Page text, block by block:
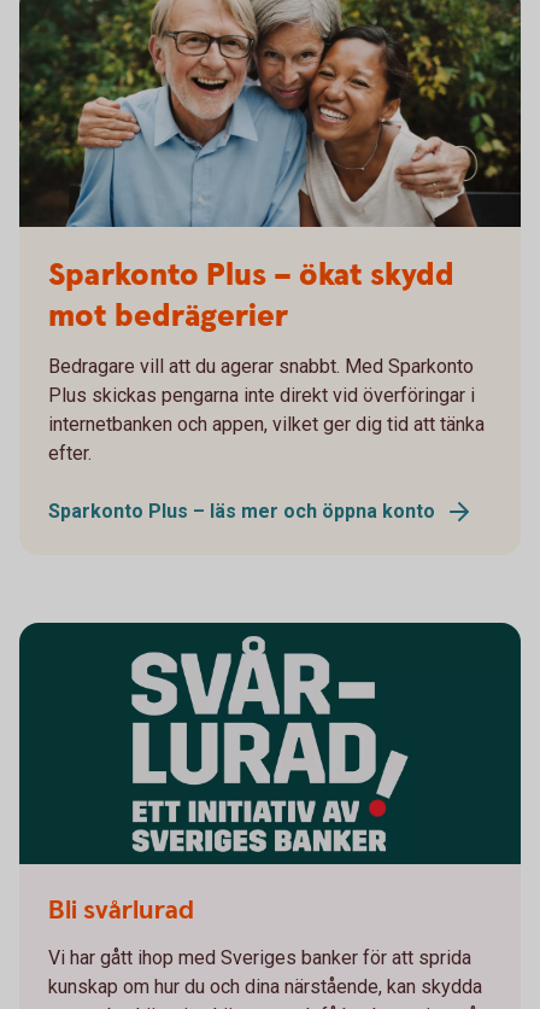
Sparkonto Plus – ökat skydd
mot bedrägerier
Bedragare vill att du agerar snabbt. Med Sparkonto
Plus skickas pengarna inte direkt vid överföringar i
internetbanken och appen, vilket ger dig tid att tänka
efter.
Sparkonto Plus – läs mer och öppna konto
Bli svårlurad
Vi har gått ihop med Sveriges banker för att sprida
kunskap om hur du och dina närstående, kan skydda